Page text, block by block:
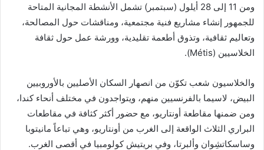
ومن 11 إلى 28 أيلول (سبتمبر) تشمل الأنشطة المجانية المتاحة
للجمهور إنشاء مشاريع فنية مجتمعية، ومناقشات حول المصالحة،
وتعاليم ثقافية، وتذوق أطعمة تقليدية، وورشة عمل حول ثقافة
الخلاسيين (Métis).
والخلاسيون شعب تكوّن من انصهار السكان الأصليين بالأوروبيين
البيض، لاسيما بالفرنسيين منهم، ويتواجدون في مختلف أنحاء كندا،
ومن ضمنها مقاطعة أونتاريو، مع حضور أكثر كثافة في مقاطعات
البراري الثلاث الواقعة إلى الغرب من أونتاريو، وهي تباعاً مانيتوبا
وساسكاتشِوان وألبرتا، وفي بريتيش كولومبيا في أقصى الغرب.